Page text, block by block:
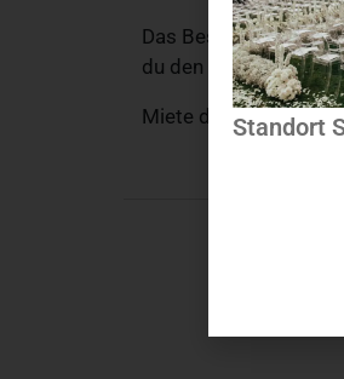
Das Besteck liegt
du den Suppenlöffel
Miete denStandort